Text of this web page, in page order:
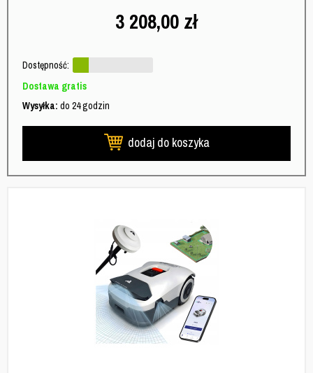
3 208,00 zł
Dostępność:
Dostawa gratis
Wysyłka: do 24 godzin
dodaj do koszyka